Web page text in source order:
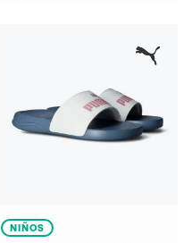
NIÑOS